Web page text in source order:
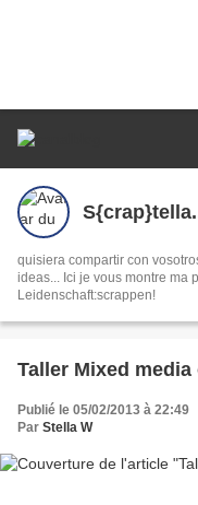
quisiera compartir con
ideas... Ici je vous montre ma pasion: le scrap. Hier zeige ich euch meine
Leidenschaft:scrappen!
Taller Mixed
Publié le 05/02/2013 à 22:49
Par Stella W